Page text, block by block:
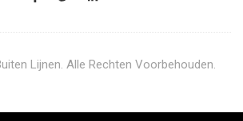
Lijnen. Alle Rechten Voorbehouden.